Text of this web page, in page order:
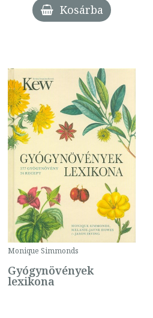
Kosárba
Monique Simmonds
Gyógynövények
lexikona